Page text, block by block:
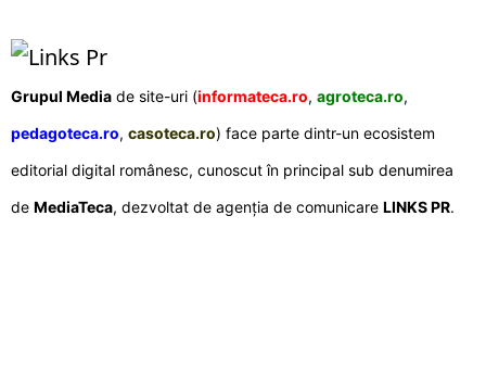
Grupul Media de site-uri (informateca.ro, agroteca.ro,
pedagoteca.ro, casoteca.ro) face parte dintr-un ecosistem
editorial digital românesc, cunoscut în principal sub denumirea
de MediaTeca, dezvoltat de agenția de comunicare LINKS PR.